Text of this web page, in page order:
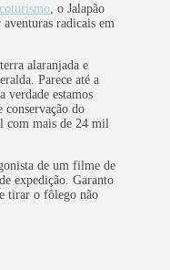
, o Jalapão
radicais em
alaranjada e
Parece até a
verdade estamos
conservação do
com mais de 24 mil
de um filme de
expedição. Garanto
tirar o fôlego não